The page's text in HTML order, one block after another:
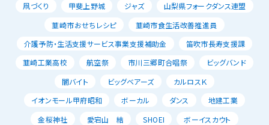
凧づくり
甲斐上野城 ジャズ
山梨県フォークダンス連盟
韮崎市おせちレシピ
韮崎市食生活改善推進員
介護予防・生活支援サービス事業支援補助金
笛吹市長寿支援課
韮崎工業高校
航空祭 市川三郷町合唱祭
ビッグバンド
闇バイト
ビッグベアーズ
カルロスＫ
イオンモール甲府昭和
ボーカル ダンス
地建工業
金桜神社
愛宕山 結 SHOEI
ボーイスカウト